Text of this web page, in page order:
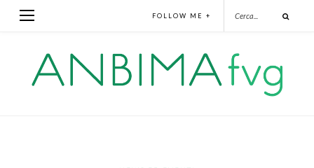
FOLLOW ME +